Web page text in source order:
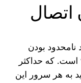
اتصال
نامحدود بودن
زمان اتصال به سرور های این vpn است. که حداکثر
به هر سرور این